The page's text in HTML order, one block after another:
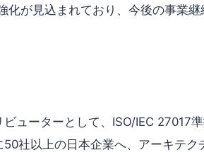
が見込まれており、今後の事業
ューターとして、ISO/IEC 27017
社以上の日本企業へ、アーキテ